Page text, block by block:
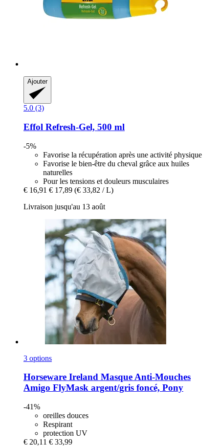
Ajouter
5.0 (3)
Effol Refresh-​Gel, 500 ml
-5%
Favorise la récupération après une activité physique
Favorise le bien-être du cheval grâce aux huiles
naturelles
Pour les tensions et douleurs musculaires
€ 16,91 € 17,89 (€ 33,82 / L)
Livraison jusqu'au 13 août
3 options
Horseware Ireland Masque Anti-​Mouches
Amigo FlyMask argent/gris foncé, Pony
-41%
oreilles douces
Respirant
protection UV
€ 20,11 € 33,99